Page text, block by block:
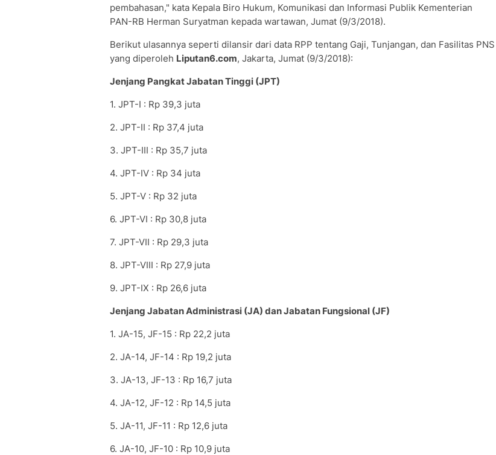
pembahasan," kata Kepala Biro Hukum, Komunikasi dan Informasi Publik Kementerian
PAN-RB Herman Suryatman kepada wartawan, Jumat (9/3/2018).
Berikut ulasannya seperti dilansir dari data RPP tentang Gaji, Tunjangan, dan Fasilitas PNS
yang diperoleh Liputan6.com, Jakarta, Jumat (9/3/2018):
Jenjang Pangkat Jabatan Tinggi (JPT)
1. JPT-I : Rp 39,3 juta
2. JPT-II : Rp 37,4 juta
3. JPT-III : Rp 35,7 juta
4. JPT-IV : Rp 34 juta
5. JPT-V : Rp 32 juta
6. JPT-VI : Rp 30,8 juta
7. JPT-VII : Rp 29,3 juta
8. JPT-VIII : Rp 27,9 juta
9. JPT-IX : Rp 26,6 juta
Jenjang Jabatan Administrasi (JA) dan Jabatan Fungsional (JF)
1. JA-15, JF-15 : Rp 22,2 juta
2. JA-14, JF-14 : Rp 19,2 juta
3. JA-13, JF-13 : Rp 16,7 juta
4. JA-12, JF-12 : Rp 14,5 juta
5. JA-11, JF-11 : Rp 12,6 juta
6. JA-10, JF-10 : Rp 10,9 juta